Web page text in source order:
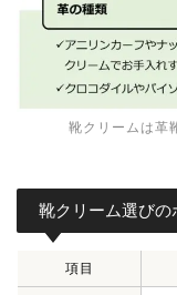
靴クリームは革
靴クリーム選びの
項目